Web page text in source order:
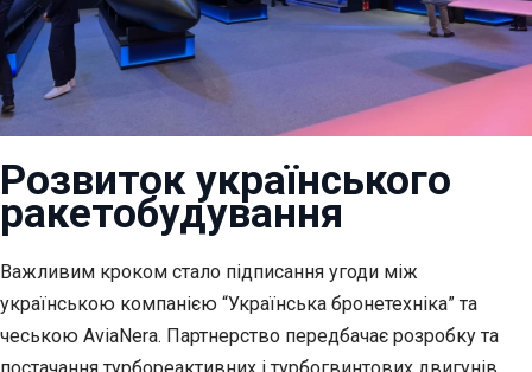
Розвиток українського
ракетобудування
Важливим кроком стало підписання угоди між
українською компанією “Українська бронетехніка” та
чеською AviaNera. Партнерство передбачає розробку та
постачання турбореактивних і турбогвинтових двигунів